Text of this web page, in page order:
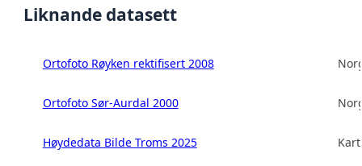
Liknande datasett
Ortofoto Røyken rektifisert 2008
Ortofoto Sør-Aurdal 2000
Høydedata Bilde Troms 2025